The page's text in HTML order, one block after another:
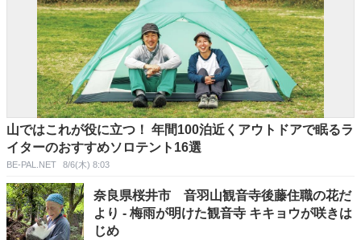
山ではこれが役に立つ！ 年間100泊近くアウトドアで眠るラ
イターのおすすめソロテント16選
BE-PAL.NET 8/6(木) 8:03
奈良県桜井市 音羽山観音寺後藤住職の花だ
より - 梅雨が明けた観音寺 キキョウが咲きは
じめ